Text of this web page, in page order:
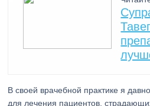
В своей врачебной практике я
для лечения пациентов,